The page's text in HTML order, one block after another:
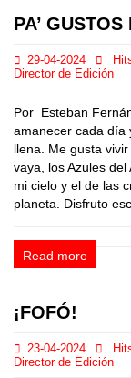
PA’
29-04-2024
Director de Edición
Por Esteban
amanecer cada día
llena. Me gusta vivir
vaya, los Azules del
mi cielo y el de las
planeta. Disfruto
Read more
¡FOFÓ!
23-04-2024
Director de Edición